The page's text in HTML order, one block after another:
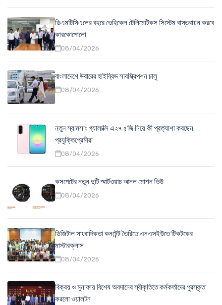
ডিএমটিসিএলের বহরে ভেহিকেল টেলিমেটিকস সিস্টেম বাস্তবায়ন করবে
কারকোপোলো
08/04/2026
বাংলাদেশে উবারের হাইব্রিড সাবস্ক্রিপশন চালু
08/04/2026
নতুন স্যামসাং গ্যালাক্সি এ২৭ ৫জি নিয়ে কী প্রত্যাশা করছেন
প্রযুক্তিপ্রেমীরা
08/04/2026
কসপেটের নতুন দুটি স্মার্টওয়াচ আনল মোশন ভিউ
08/04/2026
ডিজিটাল সাংবাদিকতা কনটেন্ট তৈরিতে এনএসইউতে টিকটকের
মাস্টারক্লাস
08/04/2026
বিক্রয় ও মুনাফায় বিশেষ অবদানের স্বীকৃতিতে কর্মকর্তাদের পুরস্কৃত
করলো ওয়ালটন